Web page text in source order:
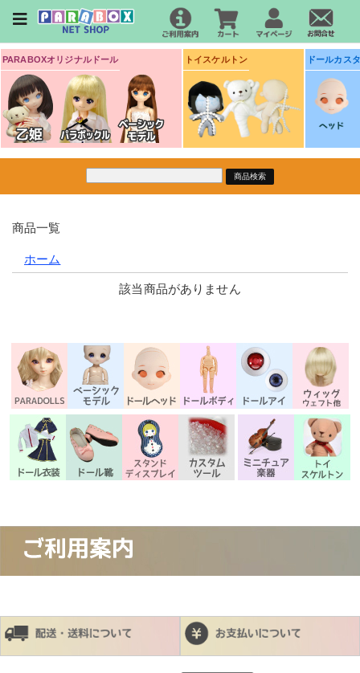
PARABOXオリジナルドール トイスケルトン ドールカス
商品一覧
ホーム
該当商品がありません